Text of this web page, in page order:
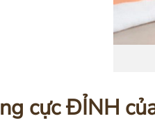
cực ĐỈNH